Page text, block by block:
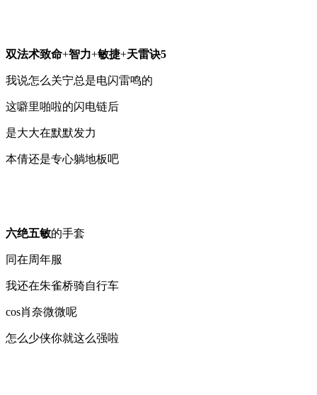
双法术致命+智力+敏捷+天雷诀5
我说怎么关宁总是电闪雷鸣的
这噼里啪啦的闪电链后
是大大在默默发力
本倩还是专心躺地板吧
六绝五敏的手套
同在周年服
我还在朱雀桥骑自行车
cos肖奈微微呢
怎么少侠你就这么强啦